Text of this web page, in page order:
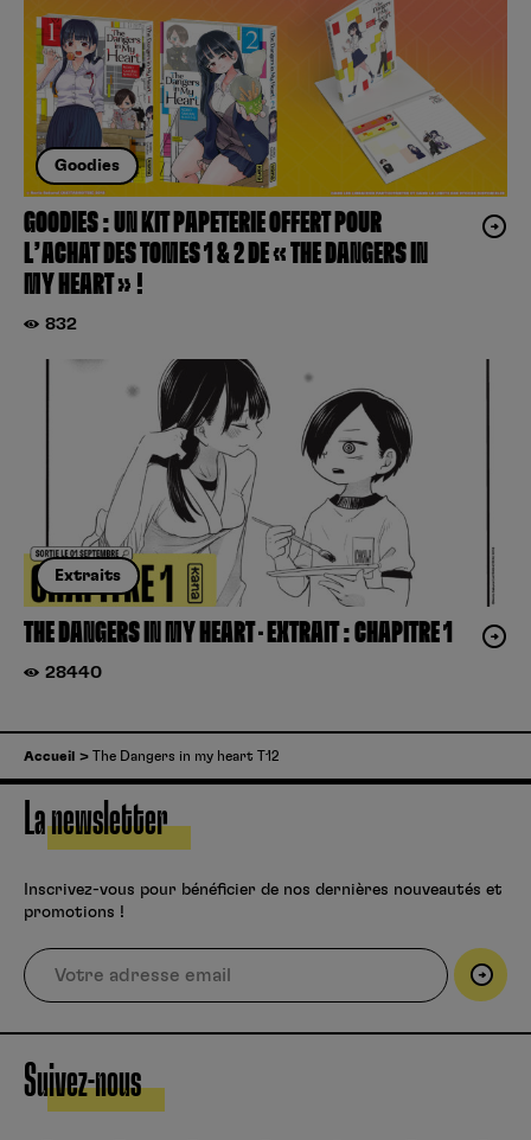
Goodies
GOODIES : UN KIT PAPETERIE OFFERT POUR
L’ACHAT DES TOMES 1 & 2 DE « THE DANGERS IN
MY HEART » !
832
Extraits
THE DANGERS IN MY HEART – EXTRAIT : CHAPITRE 1
28440
Accueil The Dangers in my heart T12
La newsletter
Inscrivez-vous pour bénéficier de nos dernières nouveautés et
promotions !
Suivez-nous